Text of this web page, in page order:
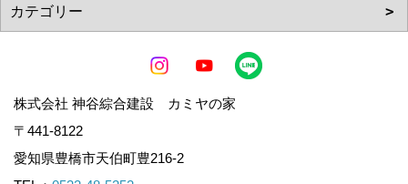
株式会社 神谷綜合建設 カミヤの家
〒441-8122
愛知県豊橋市天伯町豊216-2